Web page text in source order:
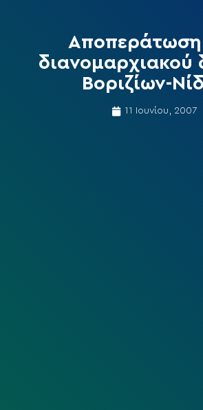
Αποπεράτωση
διανομαρχιακού
Βοριζίων-
11 Ιουνίου, 2007